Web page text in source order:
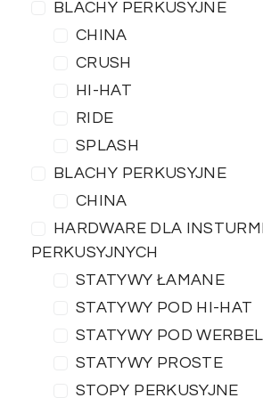
BLACHY PERKUSYJNE
CHINA
CRUSH
HI-HAT
RIDE
SPLASH
BLACHY PERKUSYJNE
CHINA
HARDWARE DLA
PERKUSYJNYCH
STATYWY ŁAMANE
STATYWY POD HI-HAT
STATYWY POD WERBEL
STATYWY PROSTE
STOPY PERKUSYJNE